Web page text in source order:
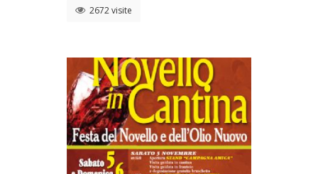
2672 visite